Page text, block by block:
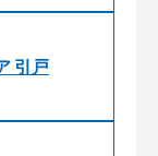
引戸